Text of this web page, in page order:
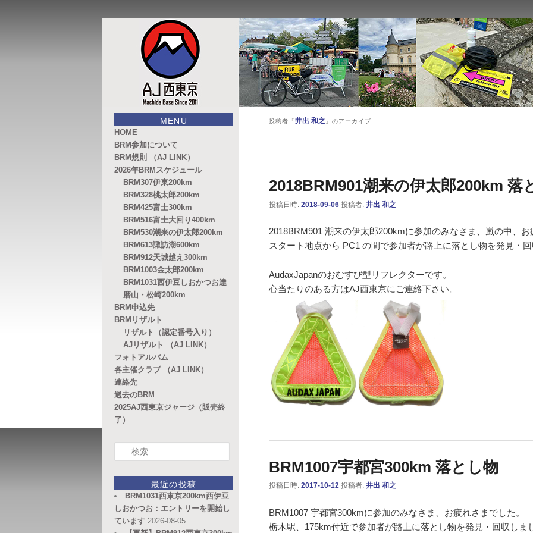
AJ西東京
このサイトは、オダックスジャパン西東京主催のブルベ情報を発信しています。XServer
投稿者「井出 和之 」のアーカイブ
ナ
ビ
ゲ
シ
ョ
2018BRM901潮来の伊太郎200km 落
投稿日時: 2018-09-06 投稿者: 井出 和之
2018BRM901 潮来の伊太郎200kmに参加のみなさま、嵐の中、
スタート地点から PC1 の間で参加者が路上に落とし物を発見・
AudaxJapanのおむすび型リフレクターです。
心当たりのある方はAJ西東京にご連絡下さい。
BRM1007宇都宮300km 落とし物
投稿日時: 2017-10-12 投稿者: 井出 和之
BRM1007 宇都宮300kmに参加のみなさま、お疲れさまでした。
栃木駅、175km付近で参加者が路上に落とし物を発見・回収しま
MENU
HOME
BRM参加について
BRM規則 （AJ LINK）
2026年BRMスケジュール
BRM307伊東200km
BRM328桃太郎200km
BRM425富士300km
BRM516富士大回り400km
BRM530潮来の伊太郎200km
BRM613諏訪湖600km
BRM912天城越え300km
BRM1003金太郎200km
BRM1031西伊豆しおかつお達
磨山・松崎200km
BRM申込先
BRMリザルト
リザルト（認定番号入り）
AJリザルト （AJ LINK）
フォトアルバム
各主催クラブ （AJ LINK）
連絡先
過去のBRM
2025AJ西東京ジャージ（販売終
了）
最近の投稿
BRM1031西東京200km西伊豆
しおかつお：エントリーを開始し
ています 2026-08-05